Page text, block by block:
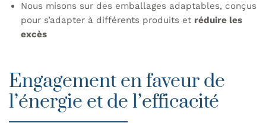
Nous misons sur des emballages adaptables, conçus
pour s’adapter à différents produits et réduire les
excès
Engagement en faveur de
l’énergie et de l’efficacité